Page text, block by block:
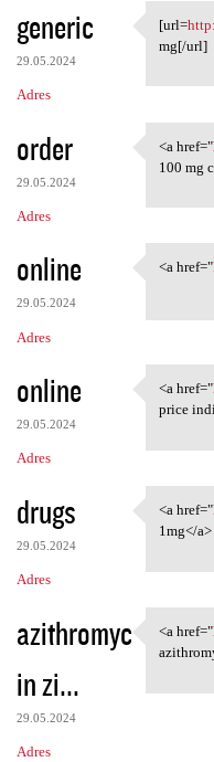
generic
29.05.2024
Adres
[url=
mg[/url]
order
29.05.2024
Adres
<a
<a href="
100 mg
online
29.05.2024
Adres
<a
<a href="
online
29.05.2024
Adres
<a
<a href="
price
drugs
29.05.2024
Adres
<a
<a href="
1mg</a>
azithromyc
in zi...
29.05.2024
Adres
<a
<a href="